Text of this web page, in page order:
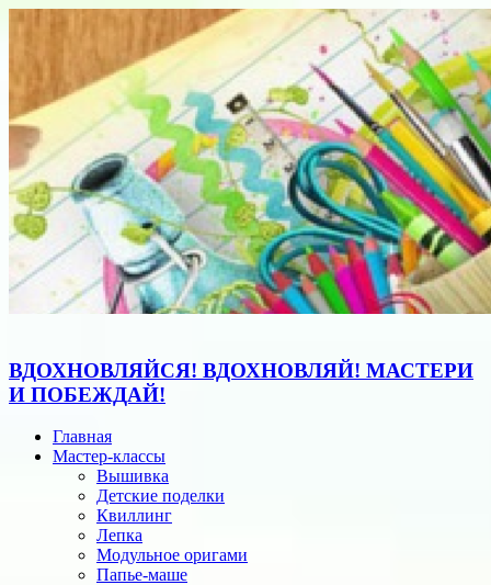
ВДОХНОВЛЯЙСЯ! ВДОХНОВЛЯЙ! МАСТЕРИ
И ПОБЕЖДАЙ!
Главная
Мастер-классы
Вышивка
Детские поделки
Квиллинг
Лепка
Модульное оригами
Папье-маше